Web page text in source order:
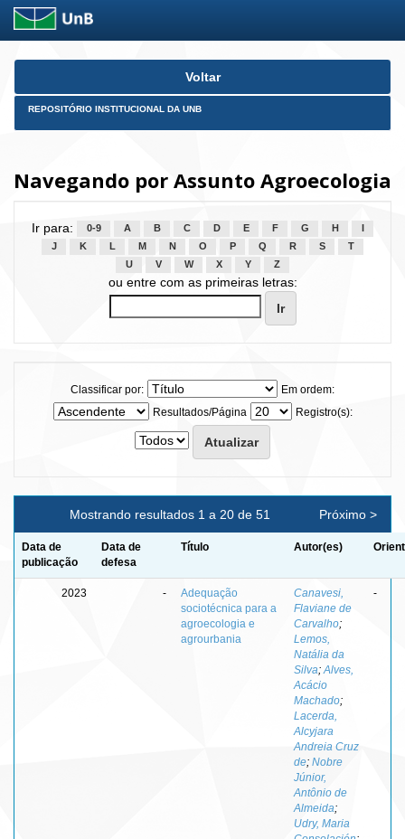
Skip
Voltar
REPOSITÓRIO INSTITUCIONAL DA UNB
Navegando por Assunto Agroecologia
Ir para: 0-9 A B C D E F G H
J
K L M N O P Q R S
T
U
V W X Y Z
ou entre com as primeiras letras:
Classificar por:
Em ordem:
Resultados/Página
Registro(s):
Mostrando resultados 1 a 20 de 51 Próximo >
Data de
publicação
Data de
defesa
Título Autor(es)
2023 -
Adequação
sociotécnica para a
agroecologia e
agrourbania
Canavesi,
Flaviane de
Carvalho;
Lemos,
Natália da
Silva; Alves,
Acácio
Machado;
Lacerda,
Alcyjara
Andreia Cruz
de; Nobre
Júnior,
Antônio de
Almeida;
Udry, Maria
-